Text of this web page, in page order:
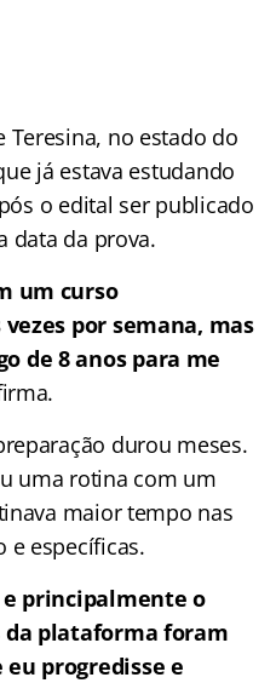
no estado do
já estava estudando
o edital ser publicado
data da prova.
um curso
por semana, mas
de 8 anos para me
durou meses.
uma rotina com um
maior tempo nas
e específicas.
e principalmente o
da plataforma foram
progredisse e